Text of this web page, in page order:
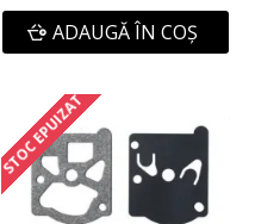
ADAUGĂ ÎN COŞ
STOC EPUIZAT